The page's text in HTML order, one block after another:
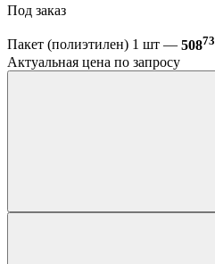
Под заказ
Пакет (полиэтилен) 1 шт — 50873
Актуальная цена по запросу